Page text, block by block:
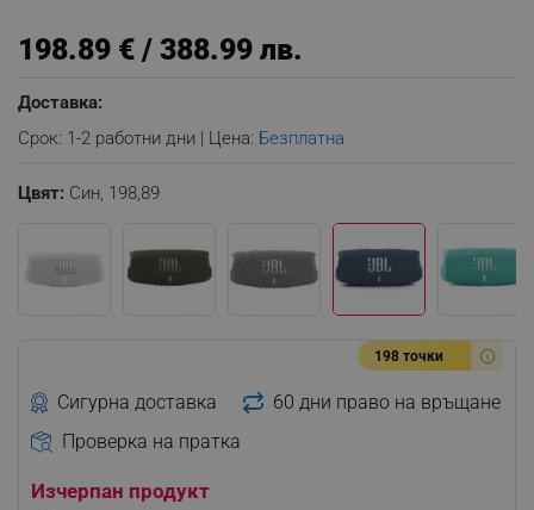
198.89 € / 388.99 лв.
Доставка:
Срок: 1-2 работни дни | Цена: Безплатна
Цвят: Син, 198,89
198 точки
Сигурна доставка
60 дни право на връщане
Проверка на пратка
Изчерпан продукт